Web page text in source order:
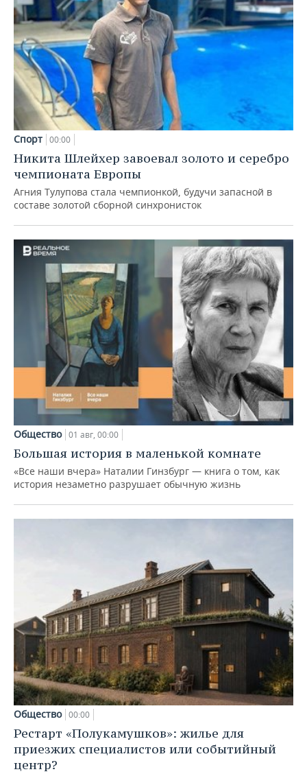
Спорт 00:00
Никита Шлейхер завоевал золото и серебро
чемпионата Европы
Агния Тулупова стала чемпионкой, будучи запасной в
составе золотой сборной синхронисток
Общество 01 авг, 00:00
Большая история в маленькой комнате
«Все наши вчера» Наталии Гинзбург — книга о том, как
история незаметно разрушает обычную жизнь
Общество 00:00
Рестарт «Полукамушков»: жилье для
приезжих специалистов или событийный
центр?